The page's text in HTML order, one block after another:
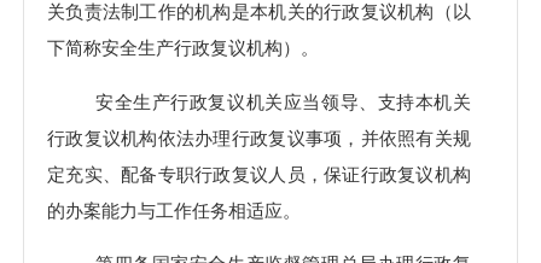
关负责法制工作的机构是本机关的行政复议机构（以
下简称安全生产行政复议机构）。
安全生产行政复议机关应当领导、支持本机关
行政复议机构依法办理行政复议事项，并依照有关规
定充实、配备专职行政复议人员，保证行政复议机构
的办案能力与工作任务相适应。